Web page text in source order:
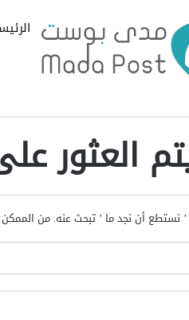
العثور
’ نستطع أن نجد ما ’ تبحث عنه. من